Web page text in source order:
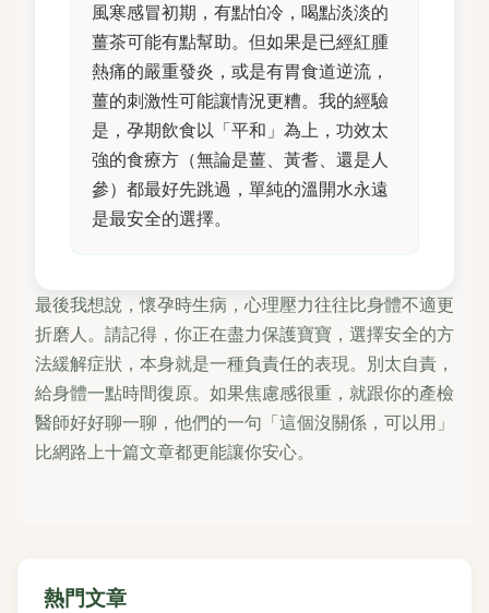
風寒感冒初期，有點怕冷，喝點淡淡的
薑茶可能有點幫助。但如果是已經紅腫
熱痛的嚴重發炎，或是有胃食道逆流，
薑的刺激性可能讓情況更糟。我的經驗
是，孕期飲食以「平和」為上，功效太
強的食療方（無論是薑、黃耆、還是人
參）都最好先跳過，單純的溫開水永遠
是最安全的選擇。
最後我想說，懷孕時生病，心理壓力往往比身體不適更
折磨人。請記得，你正在盡力保護寶寶，選擇安全的方
法緩解症狀，本身就是一種負責任的表現。別太自責，
給身體一點時間復原。如果焦慮感很重，就跟你的產檢
醫師好好聊一聊，他們的一句「這個沒關係，可以用」
比網路上十篇文章都更能讓你安心。
熱門文章